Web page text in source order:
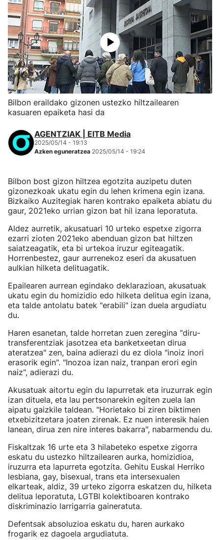
Bilbon eraildako gizonen ustezko hiltzailearen
kasuaren epaiketa hasi da
AGENTZIAK | EITB Media
2025/05/14 - 19:13
Azken eguneratzea 2025/05/14 - 19:24
Bilbon bost gizon hiltzea egotzita auzipetu duten
gizonezkoak ukatu egin du lehen krimena egin izana.
Bizkaiko Auzitegiak haren kontrako epaiketa abiatu du
gaur, 2021eko urrian gizon bat hil izana leporatuta.
Aldez aurretik, akusatuari 10 urteko espetxe zigorra
ezarri zioten 2021eko abenduan gizon bat hiltzen
saiatzeagatik, eta bi urtekoa iruzur egiteagatik.
Horrenbestez, gaur aurrenekoz eseri da akusatuen
aulkian hilketa delituagatik.
Epailearen aurrean egindako deklarazioan, akusatuak
ukatu egin du homizidio edo hilketa delitua egin izana,
eta talde antolatu batek "erabili" izan duela argudiatu
du.
Haren esanetan, talde horretan zuen zeregina "diru-
transferentziak jasotzea eta banketxeetan dirua
ateratzea" zen, baina adierazi du ez diola "inoiz inori
erasorik egin". "Inozoa izan naiz, tranpan erori egin
naiz", adierazi du.
Akusatuak aitortu egin du lapurretak eta iruzurrak egin
izan dituela, eta lau pertsonarekin egiten zuela lan
aipatu gaizkile taldean. "Horietako bi ziren biktimen
etxebizitzetara joaten zirenak. Ez nuen interesik haien
lanean, dirua zen nire interes bakarra", nabarmendu du.
Fiskaltzak 16 urte eta 3 hilabeteko espetxe zigorra
eskatu du ustezko hiltzailearen aurka, homizidioa,
iruzurra eta lapurreta egotzita. Gehitu Euskal Herriko
lesbiana, gay, bisexual, trans eta intersexualen
elkarteak, aldiz, 39 urteko zigorra eskatzen du, hilketa
delitua leporatuta, LGTBI kolektiboaren kontrako
diskriminazio larrigarria gaineratuta.
Defentsak absoluzioa eskatu du, haren aurkako
frogarik ez dagoela argudiatuta.